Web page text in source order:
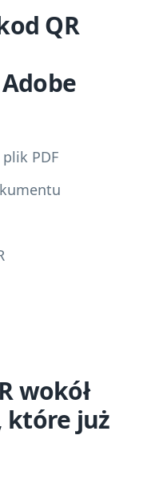
QR
PDF
wokół
które już